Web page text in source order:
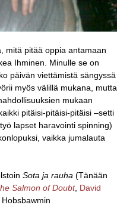
mitä pitää oppia antamaan
Ihminen. Minulle se on
päivän viettämistä sängyssä
myös välillä mukana, mutta
mukaan
pitäisi-pitäisi-pitäisi –setti
lapset haravointi spinning)
vaikka jumalauta
Sota ja rauha (Tänään
Salmon of Doubt, David
Hobsbawmin